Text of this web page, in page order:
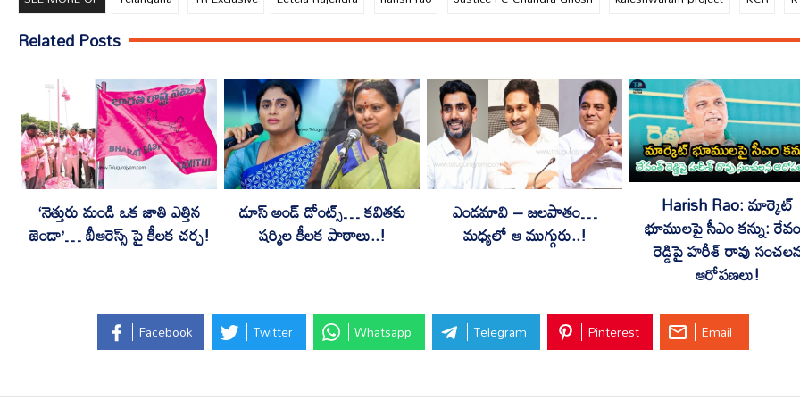
Related Posts
‘నెత్తురు మండి ఒక జాతి ఎత్తిన
జెండా’… బీఆరెస్స్ పై కీలక చర్చ!
డూస్ అండ్ డోంట్స్… కవితకు
షర్మిల కీలక పాఠాలు..!
ఎండమావి – జలపాతం…
మధ్యలో ఆ ముగ్గురు..!
Harish Rao: మార్కెట్
భూములపై సీఎం కన్ను:
రెడ్డిపై హరీశ్ రావు
ఆరోపణలు!
Facebook Twitter Whatsapp Telegram Pinterest Email